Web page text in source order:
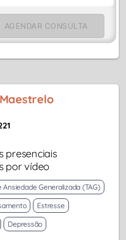
AGENDAR CONSULTA
presenciais
por vídeo
Ansiedade Generalizada (TAG)
Estresse
Depressão